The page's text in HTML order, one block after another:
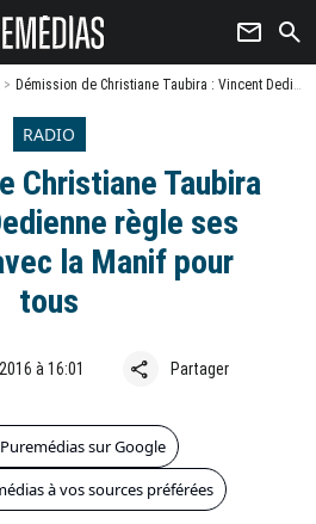
newsletter search
Démission de Christiane Taubira : Vincent Dedienne règle ses comptes avec la Manif pour tous
RADIO
Christiane Taubira
règle ses
la Manif pour
tous
à 16:01 share Partager
sur Google
à vos sources préférées